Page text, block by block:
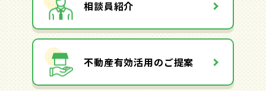
相談員紹介
不動産有効活用のご提案